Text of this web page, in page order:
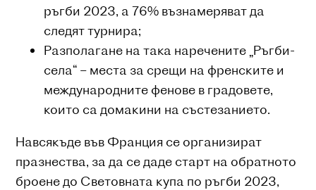
ръгби 2023, а 76% възнамеряват да
следят турнира;
Разполагане на така наречените „Ръгби-
села“ – места за срещи на френските и
международните фенове в градовете,
които са домакини на състезанието.
Навсякъде във Франция се организират
празнества, за да се даде старт на обратното
броене до Световната купа по ръгби 2023,